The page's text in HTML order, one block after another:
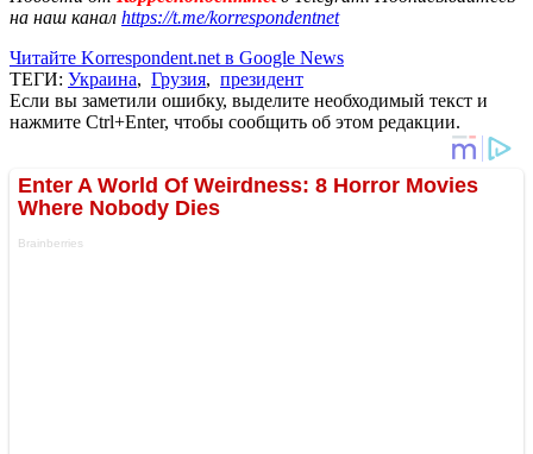
на наш канал https://t.me/korrespondentnet
Читайте Korrespondent.net в Google News
ТЕГИ: Украина, Грузия, президент
Если вы заметили ошибку, выделите необходимый текст и
нажмите Ctrl+Enter, чтобы сообщить об этом редакции.